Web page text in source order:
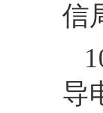
信
导